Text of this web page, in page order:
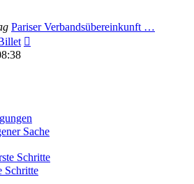
Pariser Verbandsübereinkunft …
Sache
Schritte